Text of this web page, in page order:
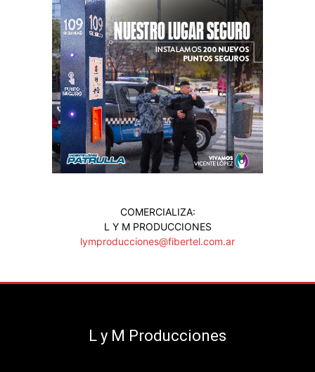
COMERCIALIZA:
L Y M PRODUCCIONES
lymproducciones@fibertel.com.ar
L y M Producciones